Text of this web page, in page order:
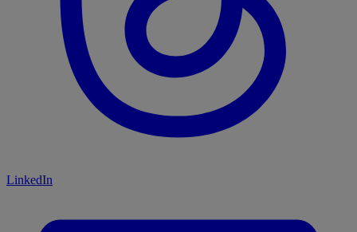
LinkedIn